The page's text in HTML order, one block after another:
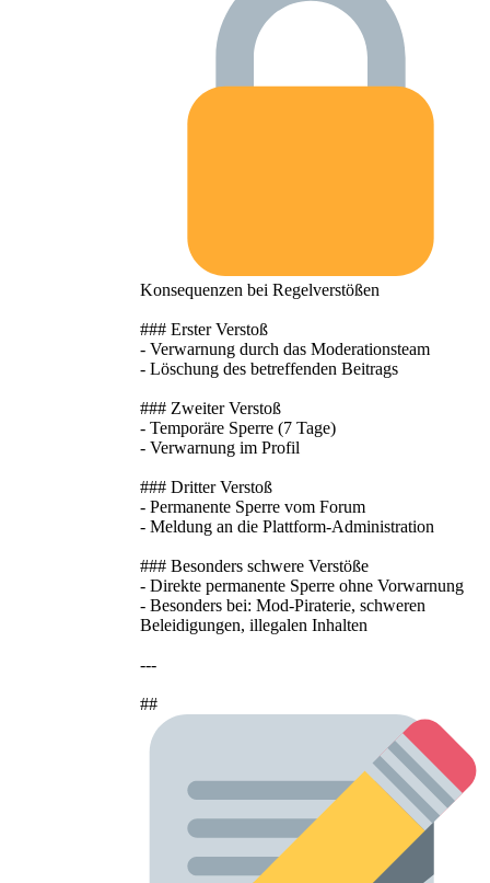
Konsequenzen bei Regelverstößen
### Erster Verstoß
- Verwarnung durch das Moderationsteam
- Löschung des betreffenden Beitrags
### Zweiter Verstoß
- Temporäre Sperre (7 Tage)
- Verwarnung im Profil
### Dritter Verstoß
- Permanente Sperre vom Forum
- Meldung an die Plattform-Administration
### Besonders schwere Verstöße
- Direkte permanente Sperre ohne Vorwarnung
- Besonders bei: Mod-Piraterie, schweren
Beleidigungen, illegalen Inhalten
---
##